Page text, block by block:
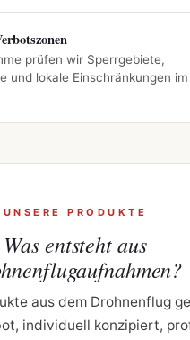
prüfen wir Sperrgebiete,
und lokale Einschränkungen im
UNSERE PRODUKTE
Was entsteht aus
aus dem Drohnenflug
individuell konzipiert,